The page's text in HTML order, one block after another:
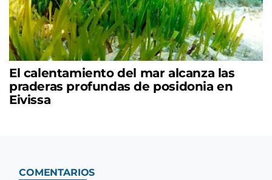
El calentamiento del mar alcanza las
praderas profundas de posidonia en
Eivissa
COMENTARIOS